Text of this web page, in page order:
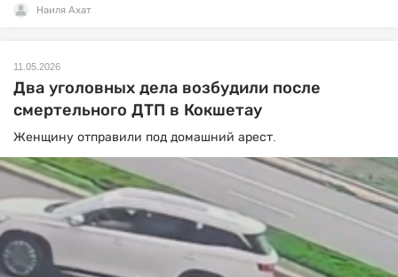
Наиля Ахат
11.05.2026
Два уголовных дела возбудили после
смертельного ДТП в Кокшетау
Женщину отправили под домашний арест.